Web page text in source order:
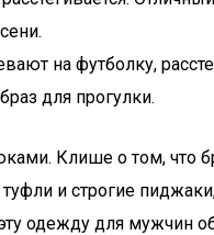
на футболку,
для прогулки.
Клише о том, что
и строгие
одежду для мужчин